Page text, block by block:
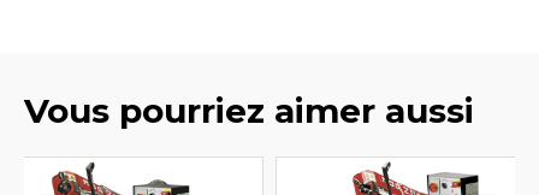
Vous pourriez aimer aussi